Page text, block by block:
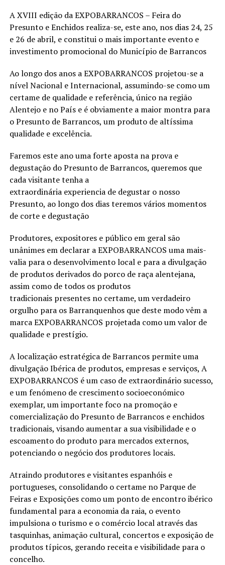
A XVIII edição da EXPOBARRANCOS – Feira do
Presunto e Enchidos realiza-se, este ano, nos dias 24, 25
e 26 de abril, e constitui o mais importante evento e
investimento promocional do Município de Barrancos
Ao longo dos anos a EXPOBARRANCOS projetou-se a
nível Nacional e Internacional, assumindo-se como um
certame de qualidade e referência, único na região
Alentejo e no País e é obviamente a maior montra para
o Presunto de Barrancos, um produto de altíssima
qualidade e excelência.
Faremos este ano uma forte aposta na prova e
degustação do Presunto de Barrancos, queremos que
cada visitante tenha a
extraordinária experiencia de degustar o nosso
Presunto, ao longo dos dias teremos vários momentos
de corte e degustação
Produtores, expositores e público em geral são
unânimes em declarar a EXPOBARRANCOS uma mais-
valia para o desenvolvimento local e para a divulgação
de produtos derivados do porco de raça alentejana,
assim como de todos os produtos
tradicionais presentes no certame, um verdadeiro
orgulho para os Barranquenhos que deste modo vêm a
marca EXPOBARRANCOS projetada como um valor de
qualidade e prestígio.
A localização estratégica de Barrancos permite uma
divulgação Ibérica de produtos, empresas e serviços, A
EXPOBARRANCOS é um caso de extraordinário sucesso,
e um fenómeno de crescimento socioeconómico
exemplar, um importante foco na promoção e
comercialização do Presunto de Barrancos e enchidos
tradicionais, visando aumentar a sua visibilidade e o
escoamento do produto para mercados externos,
potenciando o negócio dos produtores locais.
Atraindo produtores e visitantes espanhóis e
portugueses, consolidando o certame no Parque de
Feiras e Exposições como um ponto de encontro ibérico
fundamental para a economia da raia, o evento
impulsiona o turismo e o comércio local através das
tasquinhas, animação cultural, concertos e exposição de
produtos típicos, gerando receita e visibilidade para o
concelho.